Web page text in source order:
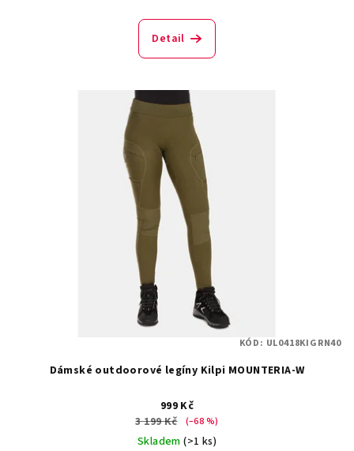
Detail
Dámské outdoorové legíny Kilpi MOUNTERIA-W
999 Kč
3 199 Kč
(–68 %)
Skladem(>1 ks)
KÓD: UL0418KIGRN40